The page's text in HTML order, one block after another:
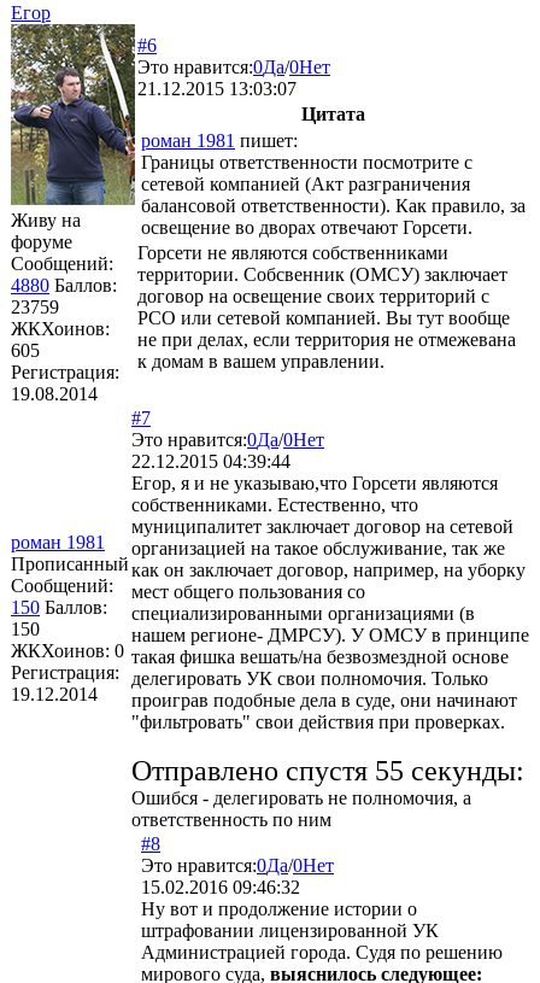
Егор
Живу на
форуме
Сообщений:
4880 Баллов:
23759
ЖКХоинов:
605
Регистрация:
19.08.2014
#6
Это нравится:0Да/0Нет
21.12.2015 13:03:07
Цитата
роман 1981 пишет:
Границы ответственности посмотрите с
сетевой компанией (Акт разграничения
балансовой ответственности). Как правило, за
освещение во дворах отвечают Горсети.
Горсети не являются собственниками
территории. Собсвенник (ОМСУ) заключает
договор на освещение своих территорий с
РСО или сетевой компанией. Вы тут вообще
не при делах, если территория не отмежевана
к домам в вашем управлении.
роман 1981
Прописанный
Сообщений:
150 Баллов:
150
ЖКХоинов: 0
Регистрация:
19.12.2014
#7
Это нравится:0Да/0Нет
22.12.2015 04:39:44
Егор, я и не указываю,что Горсети являются
собственниками. Естественно, что
муниципалитет заключает договор на сетевой
организацией на такое обслуживание, так же
как он заключает договор, например, на уборку
мест общего пользования со
специализированными организациями (в
нашем регионе- ДМРСУ). У ОМСУ в принципе
такая фишка вешать/на безвозмездной основе
делегировать УК свои полномочия. Только
проиграв подобные дела в суде, они начинают
"фильтровать" свои действия при проверках.
Отправлено спустя 55 секунды:
Ошибся - делегировать не полномочия, а
ответственность по ним
#8
Это нравится:0Да/0Нет
15.02.2016 09:46:32
Ну вот и продолжение истории о
штрафовании лицензированной УК
Администрацией города. Судя по решению
мирового суда, выяснилось следующее: